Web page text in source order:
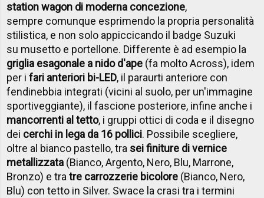
station wagon di moderna concezione,
sempre comunque esprimendo la propria personalità
stilistica, e non solo appiccicando il badge Suzuki
su musetto e portellone. Differente è ad esempio la
griglia esagonale a nido d'ape (fa molto Across), idem
per ifari anteriori bi-LED, il paraurti anteriore con
fendinebbia integrati (vicini al suolo, per un'immagine
sportiveggiante), il fascione posteriore, infine anche i
mancorrenti al tetto, i gruppi ottici di coda e il disegno
dei cerchi in lega da 16 pollici. Possibile scegliere,
oltre al bianco pastello, tra sei finiture di vernice
metallizzata (Bianco, Argento, Nero, Blu, Marrone,
Bronzo) e tratre carrozzerie bicolore (Bianco, Nero,
Blu) con tetto in Silver. Swace la crasi tra i termini